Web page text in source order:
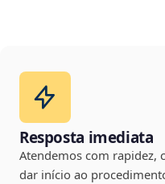
Resposta imediata
Atendemos com rapidez,
dar início ao